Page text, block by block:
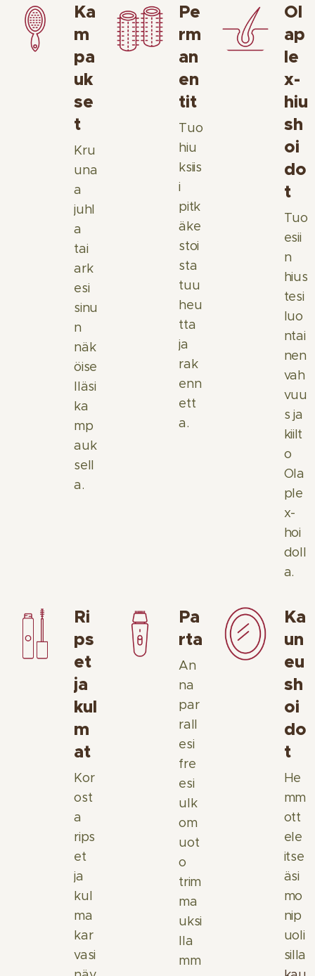
Ka
m
pa
uk
se
t
Kru
una
a
juhl
a
tai
ark
esi
sinu
n
näk
öise
lläsi
ka
mp
auk
sell
a.
Pe
rm
an
en
tit
Tuo
hiu
ksiis
i
pitk
äke
stoi
sta
tuu
heu
tta
ja
rak
enn
ett
a.
Ol
ap
le
x-
hiu
sh
oi
do
t
Tuo
esii
n
hius
tesi
luo
ntai
nen
vah
vuu
s ja
kiilt
o
Ola
ple
x-
hoi
doll
a.
Ri
ps
et
ja
kul
m
at
Kor
ost
a
rips
et
ja
kul
ma
kar
vasi
Pa
rta
An
na
par
rall
esi
fre
esi
ulk
om
uot
o
trim
ma
uksi
lla
mm
Ka
un
eu
sh
oi
do
t
He
mm
ott
ele
itse
äsi
mo
nip
uoli
silla